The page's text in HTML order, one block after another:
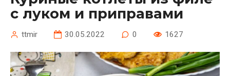
с луком и приправами
ttmir 30.05.2022 0 1627